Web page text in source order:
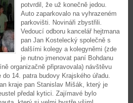
potvrdil, že už konečně jedou.
Auto zaparkovalo na vyhrazeném
parkovišti. Novináři zbystřili.
Vedoucí odboru kancelář hejtmana
pan Jan Kostelecký společně s
dalšími kolegy a kolegyněmi (zde
je nutno jmenovat paní Bohdanu
organizačně připravovala) návštěvu
14. patra budovy Krajského úřadu.
kraje pan Stanislav Mišák, který je
předal kytici. Zajímavé bylo